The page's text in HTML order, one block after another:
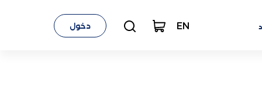
EN دخول